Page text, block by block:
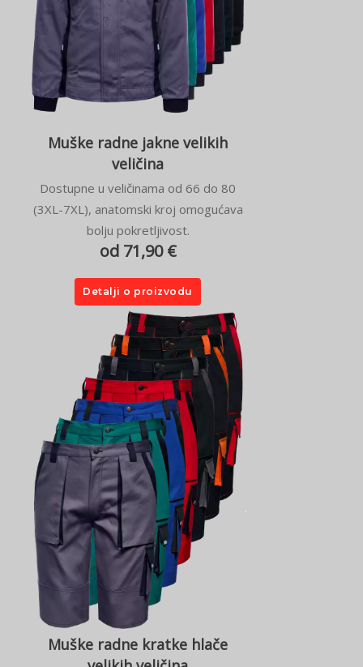
Muške radne jakne velikih
veličina
Dostupne u veličinama od 66 do 80
(3XL-7XL), anatomski kroj omogućava
bolju pokretljivost.
od 71,90 €
Detalji o proizvodu
Muške radne kratke hlače